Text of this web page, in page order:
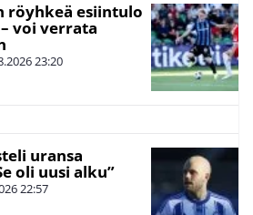
röyhkeä esiintulo
voi verrata
23:20
uransa
oli uusi alku”
22:57